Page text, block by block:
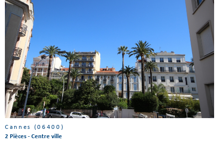
bien
Cannes (06400)
2 Pièces - Centre ville